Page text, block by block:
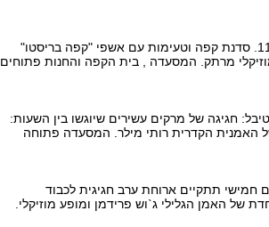
בית סימסאלה -באוירה של קפה. שבת ב- 11:00. סדנת קפה וטעימות עם אשפי "קפה בריסטו"
מרתק. המסעדה , בית הקפה והחנות פתוחים
חגיגה של מרקים עשירים שיוגשו בין השעות:
של האמנית הקדרית רותי מילר. המסעדה פתוחה
חמישי תתקיים ארוחת ערב חגיגית לכבוד
של האמן הגלילי ג`וש פרידמן ומופע מוזיקלי.